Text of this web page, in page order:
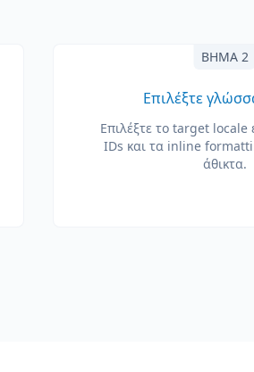
ΒΉΜΑ 2
Επιλέξτε
Επιλέξτε το target
IDs και τα inline
άθικτα.